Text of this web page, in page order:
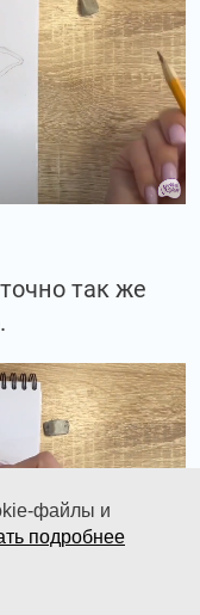
так же
файлы и
подробнее